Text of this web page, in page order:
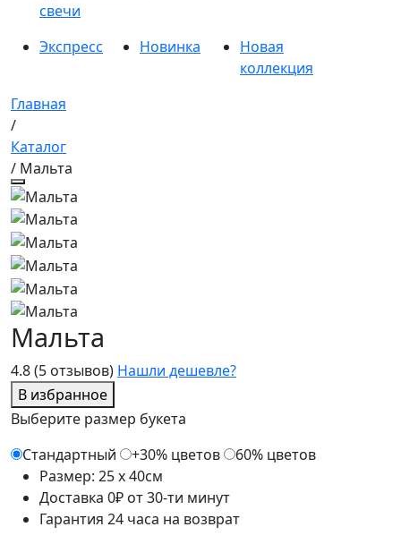
свечи
Экспресс
Новинка
Новая
коллекция
Главная
/
Каталог
/ Мальта
4.8(5 отзывов) Нашли дешевле?
В избранное
Мальта
Выберите размер букета
Стандартный
+30% цветов
60% цветов
Размер: 25 x 40см
Доставка 0₽ от 30-ти минут
Гарантия 24 часа на возврат